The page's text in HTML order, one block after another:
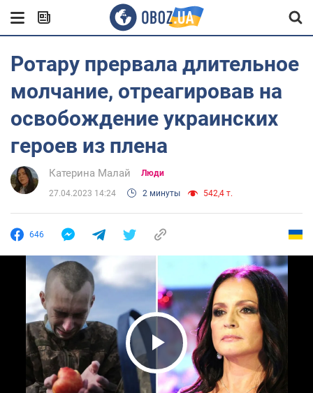
Ротару прервала длительное
молчание, отреагировав на
освобождение украинских
героев из плена
Катерина Малай Люди
27.04.2023 14:24 2 минуты 542,4 т.
646
Play Video